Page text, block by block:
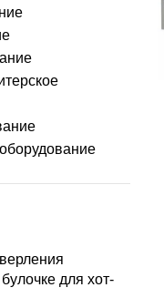
для хот-